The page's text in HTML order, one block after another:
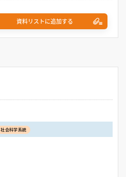
資料リストに追加する
社会科学系統